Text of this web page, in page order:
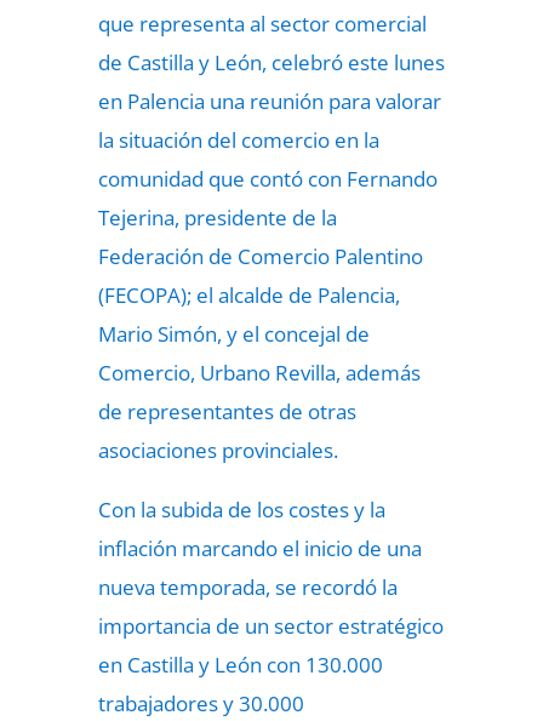
que representa al sector comercial
de Castilla y León, celebró este lunes
en Palencia una reunión para valorar
la situación del comercio en la
comunidad que contó con Fernando
Tejerina, presidente de la
Federación de Comercio Palentino
(FECOPA); el alcalde de Palencia,
Mario Simón, y el concejal de
Comercio, Urbano Revilla, además
de representantes de otras
asociaciones provinciales.
Con la subida de los costesy la
inflación marcando el inicio de una
nueva temporada, se recordó la
importancia de un sector estratégico
en Castilla y León con 130.000
trabajadores y 30.000